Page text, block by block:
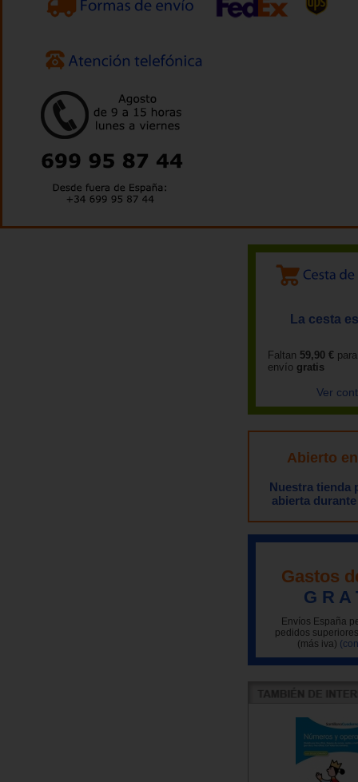
La cesta
Faltan 59,90 €
envío gratis
Ver
Abierto
Nuestra tienda
abierta
Gastos
G R A
Envíos España
pedidos
(más iva)